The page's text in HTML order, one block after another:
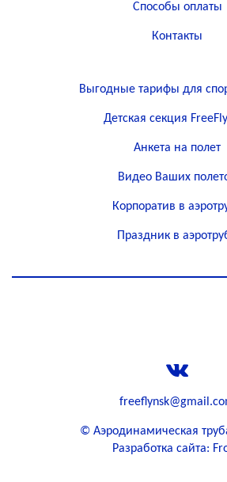
Способы оплаты
Контакты
Выгодные тарифы для
Детская секция
Анкета на полет
Видео Ваших
Корпоратив в
Праздник в
© Аэродинамическая
Разработка сайта: